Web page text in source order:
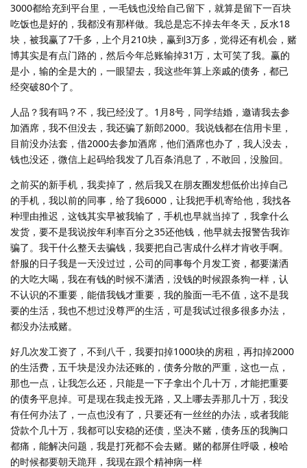
3000都给充到平台里，一毛钱也没给自己留下，就算是留下一百块
吃饭也是好的，我都没有那样做。我总是忘不掉去年冬天，反水18
块，被我赢了7千多，上个月210块，赢到3万多，觉得还有机会，赌
博其实是有点门路的，然后今年总账输掉31万，太可笑了我。赢的
是小，输的全是大的，一眼望去，我这些年算上亲戚的债务，都已
经突破80个了。
人品？我有吗？不，我已经没了。1月8号，同学结婚，邀请我去参
加酒席，我不但没去，我还骗了新郎2000。我说钱都在信用卡里，
目前没办法套，借2000去参加酒席，他们酒席也办了，我人没去，
钱也没还，微信上起码给我发了几百条消息了，不敢回，没脸回。
之前买的新手机，我卖掉了，然后我又在朋友圈发想低价出掉自己
的手机，我以前的同事，给了我6000，让我把手机寄给他，我找各
种理由推迟，这钱其实早被我输了，手机也早就当掉了，我拿什么
发货，要不是我说按年利率百分之35还他钱，他早就去报警告我诈
骗了。我干什么整天去骗钱，我要把自己害成什么样才肯收手啊。
舒服的日子我是一天没过过，公司的同事每个月发工资，都要潇洒
的大吃大喝，我在有钱的时候不潇洒，没钱的时候跟条狗一样，认
不认识的不重要，能借我钱才重要，我的脸面一毛不值，这不是我
要的生活，我也不想过没尊严的生活，可是我试过很多很多办法，
都没办法戒赌。
好几次发工资了，不到八千，我要扣掉1000块的房租，再扣掉2000
的生活费，五千块是没办法还账的，债务分散的严重，这也一点，
那也一点，让我怎么还，只能是一下子拿出个几十万，才能把重要
的债务平息掉。可是现在我走投无路，又上哪去弄那几十万，我没
有任何办法了，一点也没有了，只要还有一丝丝的办法，或者我能
贷款个几十万，我都可以安稳的还债，坚决不赌，债务压的我胸口
都痛，能解决问题，我是打死都不会去赌。赌的都屏住呼吸，梭哈
的时候都要朝天跪拜，我现在跟个精神病一样